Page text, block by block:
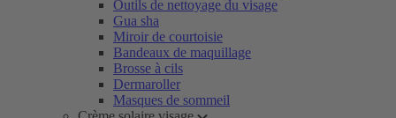
Outils de nettoyage du visage
Gua sha
Miroir de courtoisie
Bandeaux de maquillage
Brosse à cils
Dermaroller
Masques de sommeil